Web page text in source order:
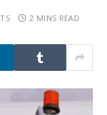
2 MINS READ